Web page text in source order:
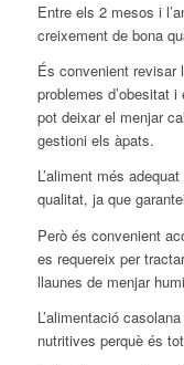
Entre els 2 mesos i
creixement de bona
És convenient revisar
problemes d’obesitat
pot deixar el menjar
gestioni els àpats.
L’aliment més
qualitat, ja que
Però és convenient
es requereix per
llaunes de menjar
L’alimentació
nutritives perquè és